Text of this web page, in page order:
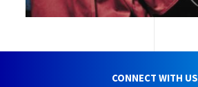
CONNECT WITH US